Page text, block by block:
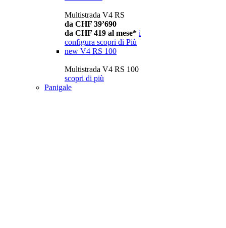
Multistrada V4 RS
da CHF 39’690
da CHF 419 al mese* i
configura scopri di Più
new V4 RS 100
Multistrada V4 RS 100
scopri di più
Panigale